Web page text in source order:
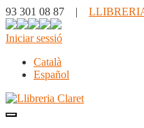
93 301 08 87 |
Iniciar sessió
Català
Español